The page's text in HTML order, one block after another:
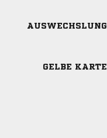
AUSWECHSLUNG
GELBE KARTE